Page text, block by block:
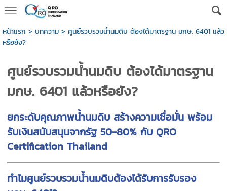
หน้าแรก > บทความ> ศูนย์รวบรวมน้ำนมดิบ ต้องได้มาตรฐาน มกษ. 6401 แล้ว
หรือยัง?
ศูนย์รวบรวมน้ำนมดิบ ต้องได้มาตรฐาน
มกษ. 6401 แล้วหรือยัง?
ยกระดับคุณภาพน้ำนมดิบ สร้างความเชื่อมั่น พร้อม
รับเงินสนับสนุนจากรัฐ 50-80% กับ QRO
Certification Thailand
ทำไมศูนย์รวบรวมน้ำนมดิบต้องได้รับการรับรอง